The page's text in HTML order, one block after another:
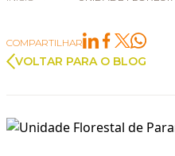
COMPARTILHAR
VOLTAR PARA O BLOG